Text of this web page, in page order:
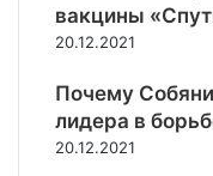
Р
и
Н
Р
«
ю
с
г
о
р
и
У
а
и
н
вакцины
20.12.2021
Почему
лидера в
20.12.2021